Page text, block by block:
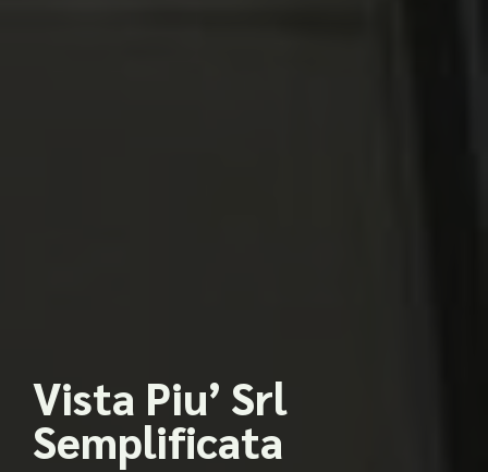
Vista Piu’ Srl
Semplificata